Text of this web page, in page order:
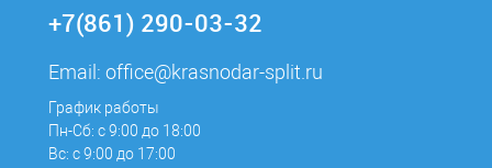
+7(861) 290-03-32
Email:office@krasnodar-split.ru
График работы
Пн-Сб: с 9:00 до 18:00
Вс: с 9:00 до 17:00